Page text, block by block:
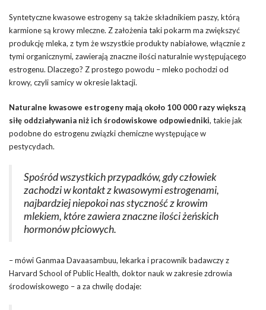
Syntetyczne kwasowe estrogeny są także składnikiem paszy, którą
karmione są krowy mleczne. Z założenia taki pokarm ma zwiększyć
produkcję mleka, z tym że wszystkie produkty nabiałowe, włącznie z
tymi organicznymi, zawierają znaczne ilości naturalnie występującego
estrogenu. Dlaczego? Z prostego powodu – mleko pochodzi od
krowy, czyli samicy w okresie laktacji.
Naturalne kwasowe estrogeny mają około 100 000 razy większą
siłę oddziaływania niż ich środowiskowe odpowiedniki, takie jak
podobne do estrogenu związki chemiczne występujące w
pestycydach.
Spośród wszystkich przypadków, gdy człowiek
zachodzi w kontakt z kwasowymi estrogenami,
najbardziej niepokoi nas styczność z krowim
mlekiem, które zawiera znaczne ilości żeńskich
hormonów płciowych.
– mówi Ganmaa Davaasambuu, lekarka i pracownik badawczy z
Harvard School of Public Health, doktor nauk w zakresie zdrowia
środowiskowego – a za chwilę dodaje: